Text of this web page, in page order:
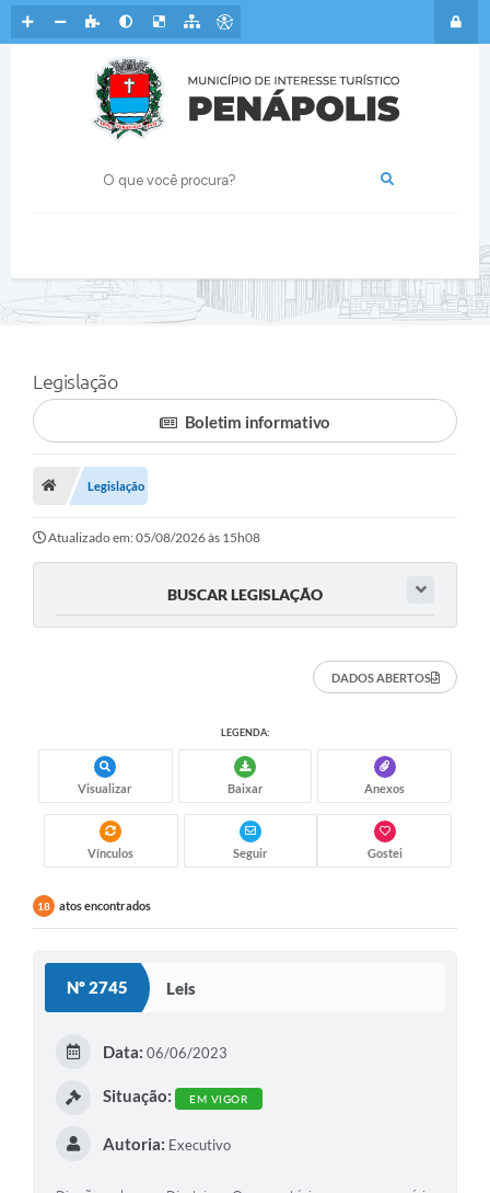
Legislação
Boletim informativo
Legislação
Atualizado em: 05/08/2026 às 15h08
BUSCAR LEGISLAÇÃO
DADOS ABERTOS
LEGENDA:
Visualizar Baixar Anexos
Vínculos Seguir Gostei
18 atos encontrados
Nº 2745 Leis
Data: 06/06/2023
Situação: EM VIGOR
Autoria: Executivo